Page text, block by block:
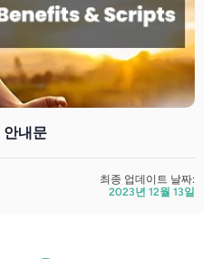
안내문
최종 업데이트 날짜:
2023년 12월 13일